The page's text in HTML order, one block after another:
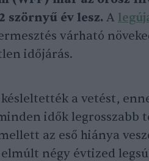
szörnyű év lesz. A
várható
időjárás.
a vetést,
idők legrosszabb
az eső hiánya
négy évtized